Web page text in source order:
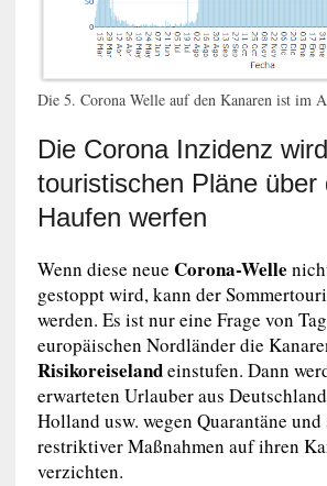
Die 5. Corona Welle auf den Kanaren ist im
Die Corona Inzidenz
touristischen Pläne über
Haufen werfen
Wenn diese neue Corona-Welle
gestoppt wird, kann der
werden. Es ist nur eine Frage von
europäischen Nordländer die
Risikoreiselandeinstufen. Dann
erwarteten Urlauber aus
Holland usw. wegen Quarantäne
restriktiver Maßnahmen auf ihren
verzichten.